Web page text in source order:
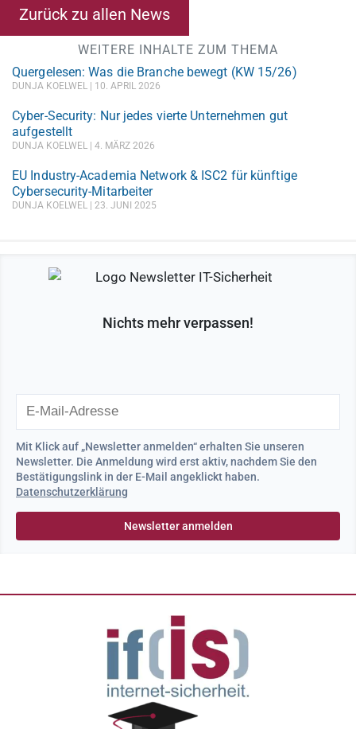
Zurück zu allen News
WEITERE INHALTE ZUM THEMA
Quergelesen: Was die Branche bewegt (KW 15/26)
DUNJA KOELWEL 10. APRIL 2026
Cyber-Security: Nur jedes vierte Unternehmen gut
aufgestellt
DUNJA KOELWEL 4. MÄRZ 2026
EU Industry-Academia Network & ISC2 für künftige
Cybersecurity-Mitarbeiter
DUNJA KOELWEL 23. JUNI 2025
Nichts mehr verpassen!
Mit Klick auf „Newsletter anmelden“ erhalten Sie unseren
Newsletter. Die Anmeldung wird erst aktiv, nachdem Sie den
Bestätigungslink in der E-Mail angeklickt haben.
Datenschutzerklärung